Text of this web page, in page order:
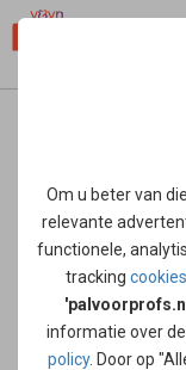
Om u beter van
relevante
functionele,
tracking cookies
informatie over
policy. Door op
Bianca van
Duinsche Hoeve
voor verzorgenden
dacht dat er alleen
meerwaarde van